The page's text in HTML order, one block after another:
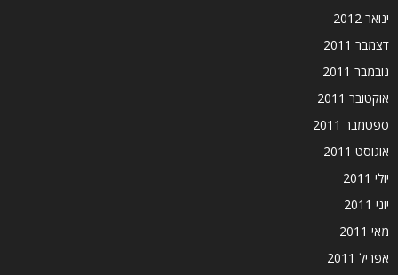
ינואר 2012
דצמבר 2011
נובמבר 2011
אוקטובר 2011
ספטמבר 2011
אוגוסט 2011
יולי 2011
יוני 2011
מאי 2011
אפריל 2011